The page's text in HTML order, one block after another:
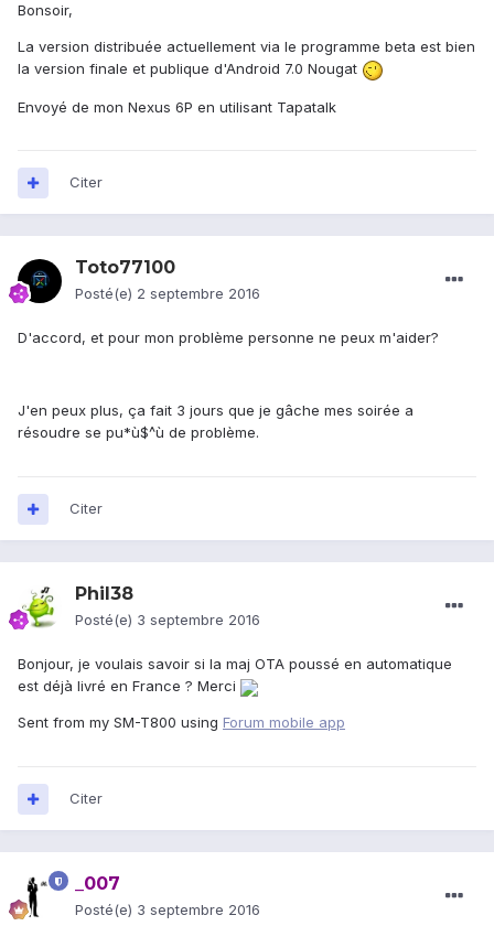
Bonsoir,
La version distribuée actuellement via le programme beta est bien
la version finale et publique d'Android 7.0 Nougat
Envoyé de mon Nexus 6P en utilisant Tapatalk
Citer
Toto77100
Posté(e) 2 septembre 2016
D'accord, et pour mon problème personne ne peux m'aider?
J'en peux plus, ça fait 3 jours que je gâche mes soirée a
résoudre se pu*ù$^ù de problème.
Citer
Phil38
Posté(e) 3 septembre 2016
Bonjour, je voulais savoir si la maj OTA poussé en automatique
est déjà livré en France ? Merci
Sent from my SM-T800 using Forum mobile app
Citer
_007
Posté(e) 3 septembre 2016